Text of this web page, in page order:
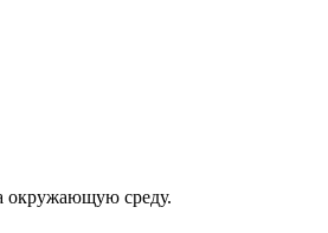
окружающую среду.